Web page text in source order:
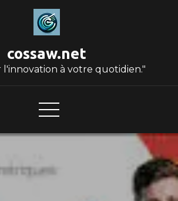
cossaw.net
l'innovation à votre quotidien."